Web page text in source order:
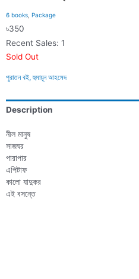
6 books Package
৳350
Recent Sales: 1
Sold Out
পুরাতন বই,হুমায়ূন আহমেদ
Description
নীল মানুষ
সাজঘর
পারাপার
এপিটাফ
কালো যাদুকর
এই বসন্তে